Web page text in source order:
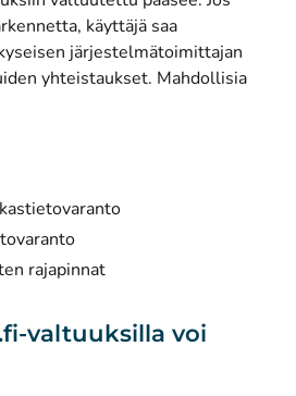
käyttäjä saa
järjestelmätoimittajan
yhteistaukset. Mahdollisia
rajapinnat
valtuuksilla voi